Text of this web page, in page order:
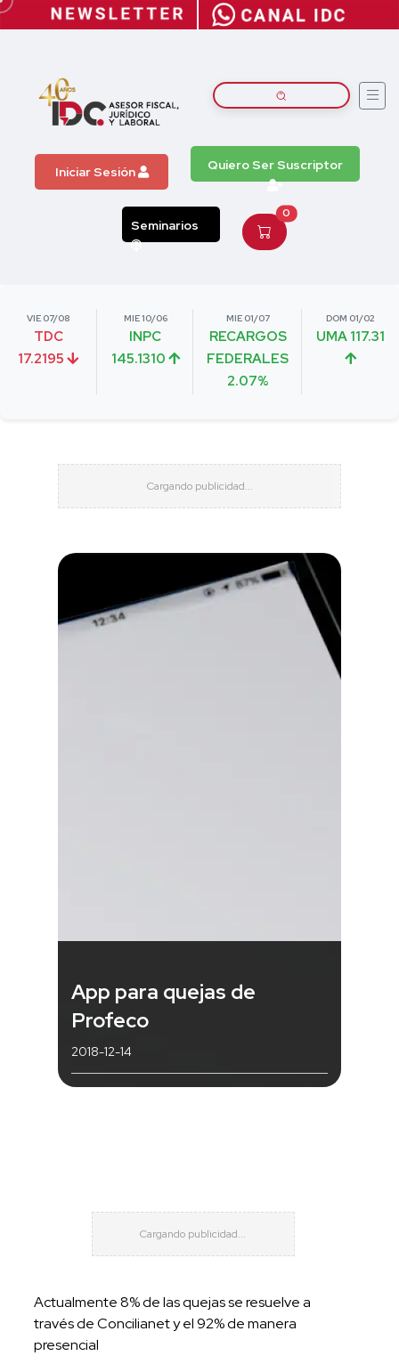
Iniciar Sesión Quiero Ser Suscriptor
Seminarios
0
VIE 07/08
TDC
17.2195
MIE 10/06
INPC
145.1310
MIE 01/07
RECARGOS
FEDERALES
2.07%
DOM 01/02
UMA 117.31
App para quejas de
Profeco
2018-12-14
Actualmente 8% de las quejas se resuelve a
través de Concilianet y el 92% de manera
presencial